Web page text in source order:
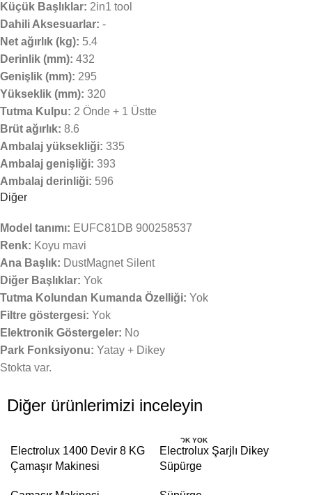
Küçük Başlıklar: 2in1 tool
Dahili Aksesuarlar: -
Net ağırlık (kg): 5.4
Derinlik (mm): 432
Genişlik (mm): 295
Yükseklik (mm): 320
Tutma Kulpu: 2 Önde + 1 Üstte
Brüt ağırlık: 8.6
Ambalaj yüksekliği: 335
Ambalaj genişliği: 393
Ambalaj derinliği: 596
Diğer
Model tanımı: EUFC81DB 900258537
Renk: Koyu mavi
Ana Başlık: DustMagnet Silent
Diğer Başlıklar: Yok
Tutma Kolundan Kumanda Özelliği: Yok
Filtre göstergesi: Yok
Elektronik Göstergeler: No
Park Fonksiyonu: Yatay + Dikey
Stokta var.
Diğer ürünlerimizi inceleyin
Electrolux 1400 Devir 8 KG
Çamaşır Makinesi
STOK YOK
Electrolux Şarjlı Dikey
Süpürge